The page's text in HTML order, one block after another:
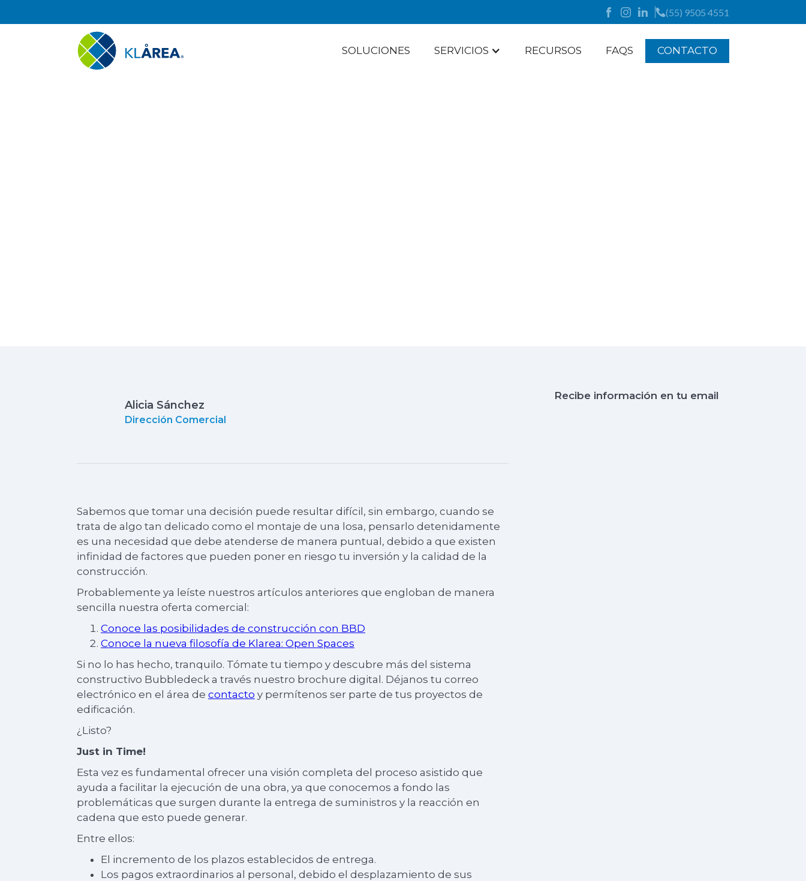
(55) 9505 4551
SOLUCIONES SERVICIOS RECURSOS FAQS CONTACTO
Alicia Sánchez
Dirección Comercial
Sabemos que tomar una decisión puede resultar difícil, sin embargo, cuando se
trata de algo tan delicado como el montaje de una losa, pensarlo detenidamente
es una necesidad que debe atenderse de manera puntual, debido a que existen
infinidad de factores que pueden poner en riesgo tu inversión y la calidad de la
construcción.
Probablemente ya leíste nuestros artículos anteriores que engloban de manera
sencilla nuestra oferta comercial:
Conoce las posibilidades de construcción con BBD
Conoce la nueva filosofía de Klarea: Open Spaces
Si no lo has hecho, tranquilo. Tómate tu tiempo y descubre más del sistema
constructivo Bubbledeck a través nuestro brochure digital. Déjanos tu correo
electrónico en el área de contacto y permítenos ser parte de tus proyectos de
edificación.
¿Listo?
Just in Time!
Esta vez es fundamental ofrecer una visión completa del proceso asistido que
ayuda a facilitar la ejecución de una obra, ya que conocemos a fondo las
problemáticas que surgen durante la entrega de suministros y la reacción en
cadena que esto puede generar.
Entre ellos:
El incremento de los plazos establecidos de entrega.
Los pagos extraordinarios al personal, debido el desplazamiento de sus
Recibe información en tu email